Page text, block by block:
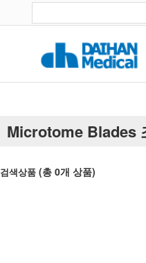
Microtome Blades
검색상품 (총 0개 상품)